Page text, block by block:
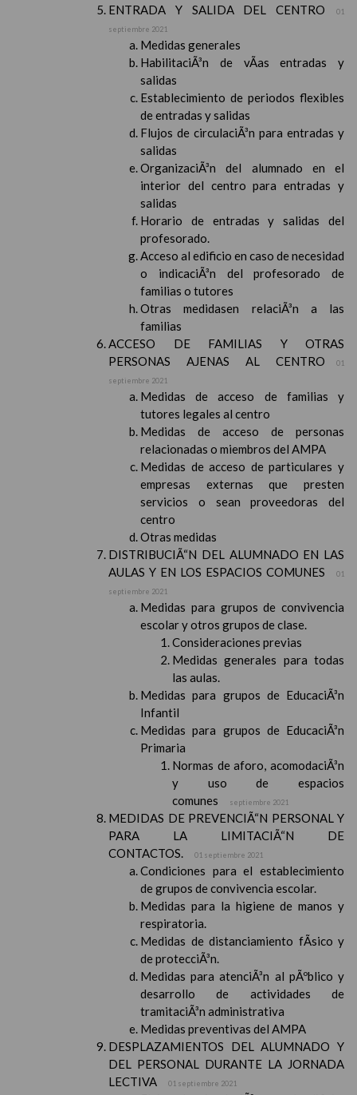
ENTRADA Y SALIDA DEL CENTRO
01
septiembre 2021
Medidas generales
HabilitaciÃ³n de vÃ­as entradas y
salidas
Establecimiento de periodos flexibles
de entradas y salidas
Flujos de circulaciÃ³n para entradas y
salidas
OrganizaciÃ³n del alumnado en el
interior del centro para entradas y
salidas
Horario de entradas y salidas del
profesorado.
Acceso al edificio en caso de necesidad
o indicaciÃ³n del profesorado de
familias o tutores
Otras medidasen relaciÃ³n a las
familias
ACCESO DE FAMILIAS Y OTRAS
PERSONAS AJENAS AL CENTRO
01
septiembre 2021
Medidas de acceso de familias y
tutores legales al centro
Medidas de acceso de personas
relacionadas o miembros del AMPA
Medidas de acceso de particulares y
empresas externas que presten
servicios o sean proveedoras del
centro
Otras medidas
DISTRIBUCIÃ“N DEL ALUMNADO EN LAS
AULAS Y EN LOS ESPACIOS COMUNES
01
septiembre 2021
Medidas para grupos de convivencia
escolar y otros grupos de clase.
Consideraciones previas
Medidas generales para todas
las aulas.
Medidas para grupos de EducaciÃ³n
Infantil
Medidas para grupos de EducaciÃ³n
Primaria
Normas de aforo, acomodaciÃ³n
y uso de espacios
comunes
septiembre 2021
MEDIDAS DE PREVENCIÃ“N PERSONAL Y
PARA LA LIMITACIÃ“N DE
CONTACTOS.
01 septiembre 2021
Condiciones para el establecimiento
de grupos de convivencia escolar.
Medidas para la higiene de manos y
respiratoria.
Medidas de distanciamiento fÃ­sico y
de protecciÃ³n.
Medidas para atenciÃ³n al pÃºblico y
desarrollo de actividades de
tramitaciÃ³n administrativa
Medidas preventivas del AMPA
DESPLAZAMIENTOS DEL ALUMNADO Y
DEL PERSONAL DURANTE LA JORNADA
LECTIVA
01 septiembre 2021